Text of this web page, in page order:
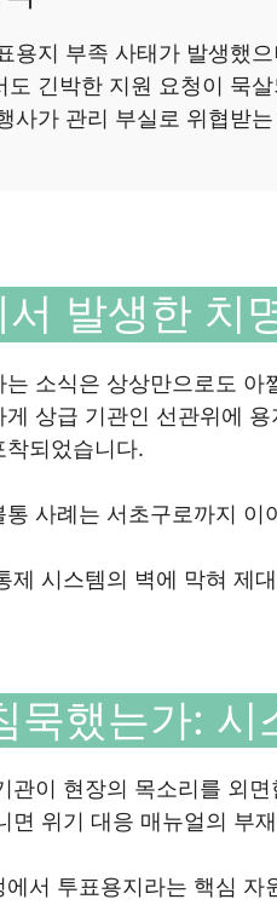
용지 부족 사태가 발생했
도 긴박한 지원 요청이 묵
사가 관리 부실로 위협받
발생한 치
소식은 상상만으로도 아
상급 기관인 선관위에
되었습니다.
사례는 서초구로까지
제 시스템의 벽에 막혀 제
묵했는가: 시
관이 현장의 목소리를 외
면 위기 대응 매뉴얼의 부
서 투표용지라는 핵심